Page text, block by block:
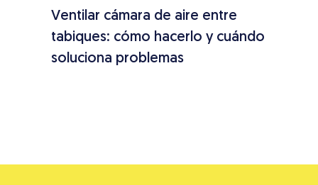
Ventilar cámara de aire entre
tabiques: cómo hacerlo y cuándo
soluciona problemas